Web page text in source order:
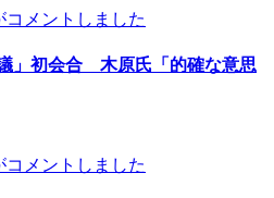
コメントしました
」初会合 木原氏「的確な意思
コメントしました